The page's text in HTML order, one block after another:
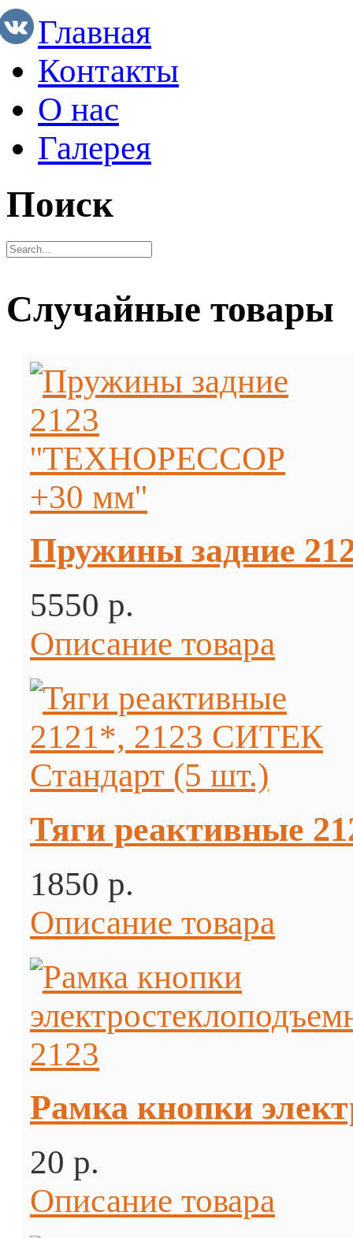
Главная
Контакты
О нас
Галерея
Поиск
Случайные товары
Пружины задние
5550 p.
Описание товара
Тяги реактивные
1850 p.
Описание товара
Рамка кнопки
20 p.
Описание товара